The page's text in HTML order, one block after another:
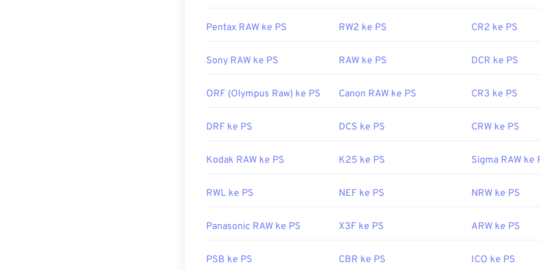
Pentax RAW ke PS RW2 ke PS CR2 ke PS
Sony RAW ke PS RAW ke PS DCR ke PS
ORF (Olympus Raw) ke PS Canon RAW ke PS CR3 ke PS
DRF ke PS DCS ke PS CRW ke PS
Kodak RAW ke PS K25 ke PS Sigma RAW ke
RWL ke PS NEF ke PS NRW ke PS
Panasonic RAW ke PS X3F ke PS ARW ke PS
PSB ke PS CBR ke PS ICO ke PS